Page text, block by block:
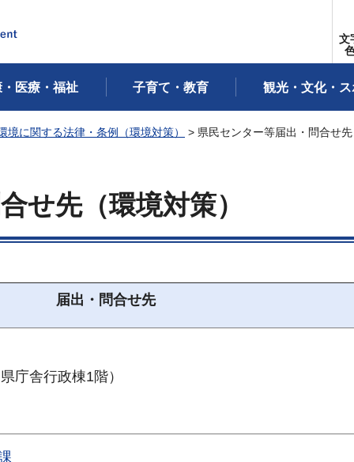
文
・医療・福祉 子育て・教育 観光・文化・
境に関する法律・条例（環境対策） > 県民センター等届出・問合せ
せ先（環境対策）
届出・問合せ先
庁舎行政棟1階）